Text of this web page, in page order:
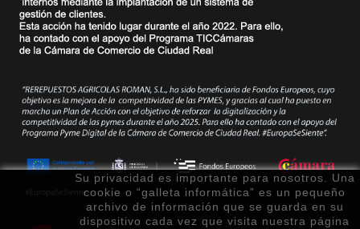
Su privacidad es importante para nosotros. Una
cookie o “galleta informática” es un pequeño
archivo de información que se guarda en su
dispositivo cada vez que visita nuestra página